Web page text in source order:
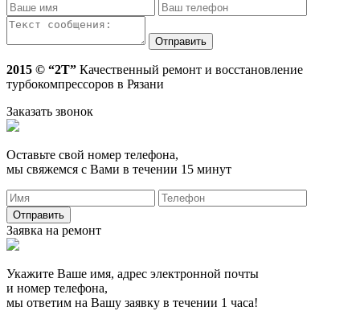
2015 © “2T” Качественный ремонт и восстановление
турбокомпрессоров в Рязани
Заказать звонок
Оставьте свой номер телефона,
мы свяжемся с Вами в течении 15 минут
Заявка на ремонт
Укажите Ваше имя, адрес электронной почты
и номер телефона,
мы ответим на Вашу заявку в течении 1 часа!